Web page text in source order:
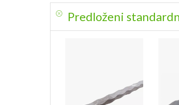
Predloženi